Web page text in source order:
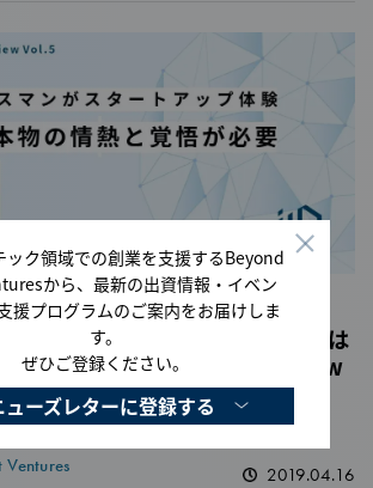
がスタートアップ体験。事業には
悟が必要｜ILP Alumni Interview
2019.04.16
ック領域での創業を支援するBeyond
から、最新の出資情報・イベン
援プログラムのご案内をお届けしま
す。
ぜひご登録ください。
ューズレターに登録する